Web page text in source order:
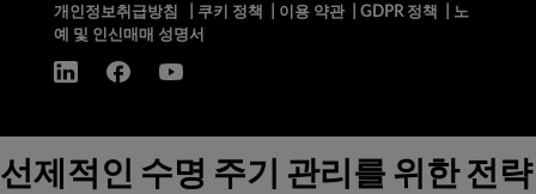
개인정보취급방침
쿠키 정책 이용 약관| GDPR 정책
노
예 및 인신매매 성명서
선제적인 수명 주기 관리를 위한 전략